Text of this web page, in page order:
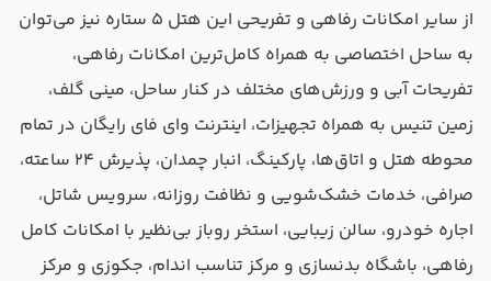
از سایر امکانات رفاهی و تفریحی این هتل ۵ ستاره نیز می‌توان
به ساحل اختصاصی به همراه کامل‌ترین امکانات رفاهی،
تفریحات آبی و ورزش‌های مختلف در کنار ساحل، مینی گلف،
زمین تنیس به همراه تجهیزات، اینترنت وای فای رایگان در تمام
محوطه هتل و اتاق‌ها، پارکینگ، انبار چمدان، پذیرش ۲۴ ساعته،
صرافی، خدمات خشک‌شویی و نظافت روزانه، سرویس شاتل،
اجاره خودرو،‌ سالن زیبایی، استخر روباز بی‌نظیر با امکانات کامل
رفاهی، باشگاه بدنسازی و مرکز تناسب اندام، جکوزی و مرکز